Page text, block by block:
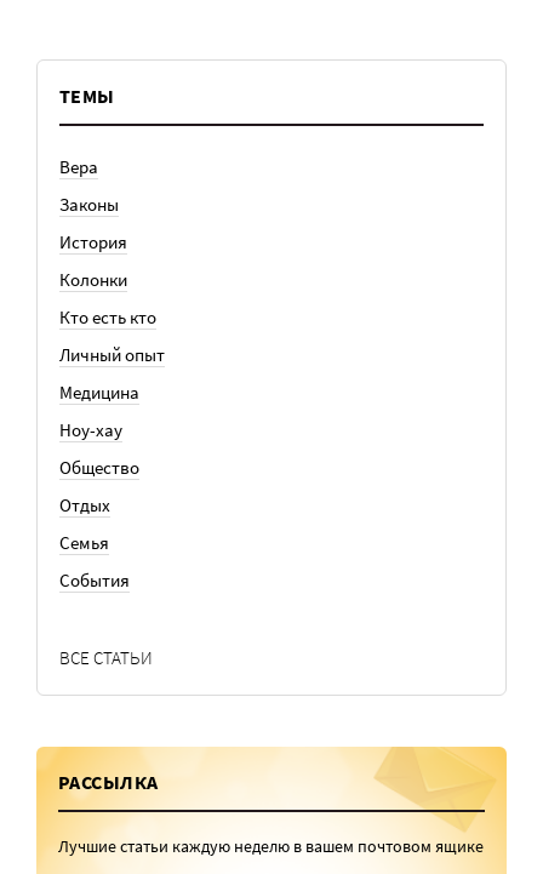
ТЕМЫ
Вера
Законы
История
Колонки
Кто есть кто
Личный опыт
Медицина
Ноу-хау
Общество
Отдых
Семья
События
ВСЕ СТАТЬИ
РАССЫЛКА
Лучшие статьи каждую неделю в вашем почтовом ящике